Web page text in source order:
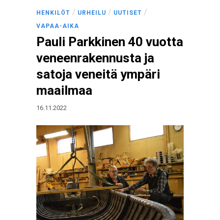
HENKILÖT / URHEILU / UUTISET /
VAPAA-AIKA
Pauli Parkkinen 40 vuotta
veneenrakennusta ja
satoja veneitä ympäri
maailmaa
16.11.2022